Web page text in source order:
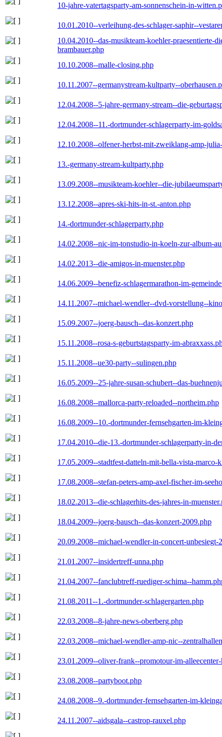
10-jahre-vatertagsparty-am-sonnenschein-in-
10.01.2010--verleihung-des-schlager-saphir--
10.04.2010--das-musikteam-koehler-praesentierte-
brambauer.php
10.10.2008--malle-closing.php
10.11.2007--germanystream-kultparty--
12.04.2008--5-jahre-germany-stream--die-
12.04.2008--11.-dortmunder-schlagerparty-im-
12.10.2008--olfener-herbst-mit-zweiklang-amp-
13.-germany-stream-kultparty.php
13.09.2008--musikteam-koehler--die-
13.12.2008--apres-ski-hits-in-st.-anton.php
14.-dortmunder-schlagerparty.php
14.02.2008--nic-im-tonstudio-in-koeln-zur-album-
14.02.2013--die-amigos-in-muenster.php
14.06.2009--benefiz-schlagermarathon-im-
14.11.2007--michael-wendler--dvd-vorstellung--
15.09.2007--joerg-bausch--das-konzert.php
15.11.2008--rosa-s-geburtstagsparty-im-
15.11.2008--ue30-party--sulingen.php
16.05.2009--25-jahre-susan-schubert--das-
16.08.2008--mallorca-party-reloaded--northeim.php
16.08.2009--10.-dortmunder-fernsehgarten-im-
17.04.2010--die-13.-dortmunder-schlagerparty-in-
17.05.2009--stadtfest-datteln-mit-bella-vista-marco-
17.08.2008--stefan-peters-amp-axel-fischer-im-
18.02.2013--die-schlagerhits-des-jahres-in-
18.04.2009--joerg-bausch--das-konzert-2009.php
20.09.2008--michael-wendler-in-concert-unbesiegt-
21.01.2007--insidertreff-unna.php
21.04.2007--fanclubtreff-ruediger-schima--
21.08.2011--1.-dortmunder-schlagergarten.php
22.03.2008--8-jahre-news-oberberg.php
22.03.2008--michael-wendler-amp-nic--
23.01.2009--oliver-frank--promotour-im-
23.08.2008--partyboot.php
24.08.2008--9.-dortmunder-fernsehgarten-im-
24.11.2007--aidsgala--castrop-rauxel.php